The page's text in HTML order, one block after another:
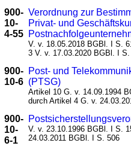
900-
10-
4-55
Verordnung zur
Privat- und
V. v. 18.05.2018 BGBl. I S.
3 V. v. 17.03.2020 BGBl. I
900-
10-6
Post- und
(PTSG)
Artikel 10 G. v. 14.09.1994
durch Artikel 4 G. v.
900-
10-
6-1
V. v. 23.10.1996 BGBl. I S.
24.03.2011 BGBl. I S. 506